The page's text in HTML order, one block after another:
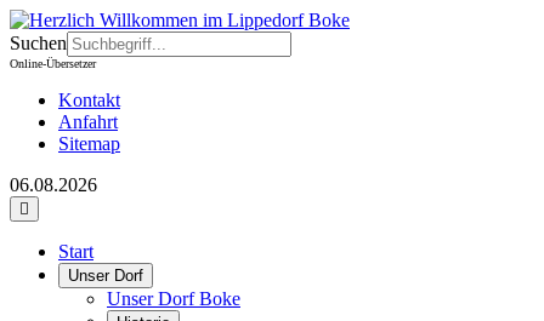
Suchen
Online-Übersetzer
Kontakt
Anfahrt
Sitemap
06.08.2026
Start
Unser Dorf
Unser Dorf Boke